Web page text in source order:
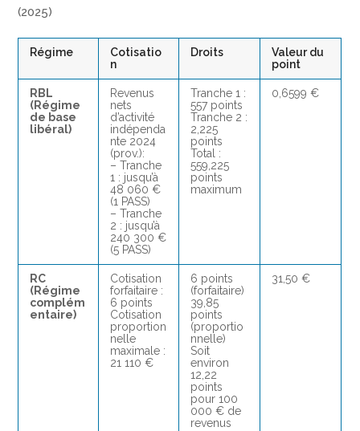
(2025)
Régime
Cotisatio
n
Droits
Valeur du
point
RBL
(Régime
de base
libéral)
Revenus
nets
d’activité
indépenda
nte 2024
(prov.):
– Tranche
1 : jusqu’à
48 060 €
(1 PASS)
– Tranche
2 : jusqu’à
240 300 €
(5 PASS)
Tranche 1 :
557 points
Tranche 2 :
2,225
points
Total :
559,225
points
maximum
0,6599 €
RC
(Régime
complém
entaire)
Cotisation
forfaitaire :
6 points
Cotisation
proportion
nelle
maximale :
21 110 €
6 points
(forfaitaire)
39,85
points
(proportio
nnelle)
Soit
environ
12,22
points
pour 100
000 € de
revenus
31,50 €